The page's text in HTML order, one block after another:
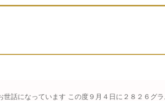
世話になっています この度９月４日に２８２６グ